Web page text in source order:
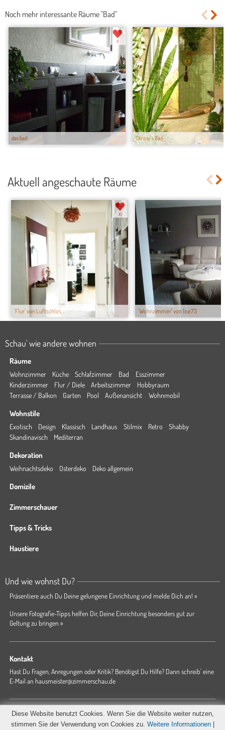
Noch mehr interessante Räume "Bad"
das bad
8
Chrissy's Bad
Aktuell angeschaute Räume
'Flur' von Luftschlos...
10
'Wohnzimmer' von lise73
Schau' wie andere wohnen
Räume
Wohnzimmer Küche Schlafzimmer Bad
Esszimmer
Kinderzimmer
Flur / Diele Arbeitszimmer
Hobbyraum
Terrasse / Balkon
Garten Pool Außenansicht Wohnmobil
Wohnstile
Exotisch Design Klassisch Landhaus Stilmix Retro
Shabby
Skandinavisch
Mediterran
Dekoration
Weihnachtsdeko Osterdeko Deko allgemein
Domizile
Zimmerschauer
Tipps & Tricks
Haustiere
Und wie wohnst Du?
Präsentiere auch Du Deine gelungene Einrichtung und melde Dich an! »
Unsere Fotografie-Tipps helfen Dir, Deine Einrichtung besonders gut zur
Geltung zu bringen »
Kontakt
Hast Du Fragen, Anregungen oder Kritik? Benötigst Du Hilfe? Dann schreib' eine
E-Mail an hausmeister@zimmerschau.de
Forum Magazin AGB Presse Datenschutz
Impressum
Hausordnung
Diese Website benutzt Cookies. Wenn Sie die Website weiter nutzen,
stimmen Sie der Verwendung von Cookies zu. Weitere Informationen